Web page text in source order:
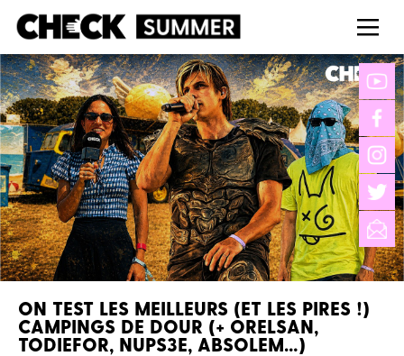
ON TEST LES MEILLEURS (ET LES PIRES !)
CAMPINGS DE DOUR (+ ORELSAN,
TODIEFOR, NUPS3E, ABSOLEM…)